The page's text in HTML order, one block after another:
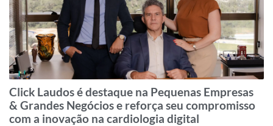
Click Laudos é destaque na Pequenas Empresas
& Grandes Negócios e reforça seu compromisso
com a inovação na cardiologia digital